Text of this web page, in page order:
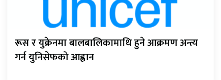
रूस र युक्रेनमा बालबालिकामाथि हुने आक्रमण अन्त्य
गर्न युनिसेफको आह्वान